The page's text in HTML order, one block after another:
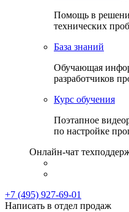
Помощь в
технических
База знаний
Обучающая
разработчиков
Курс обучения
Поэтапное
по настройке
Онлайн-чат
+7 (495) 927-69-01
Написать в отдел продаж